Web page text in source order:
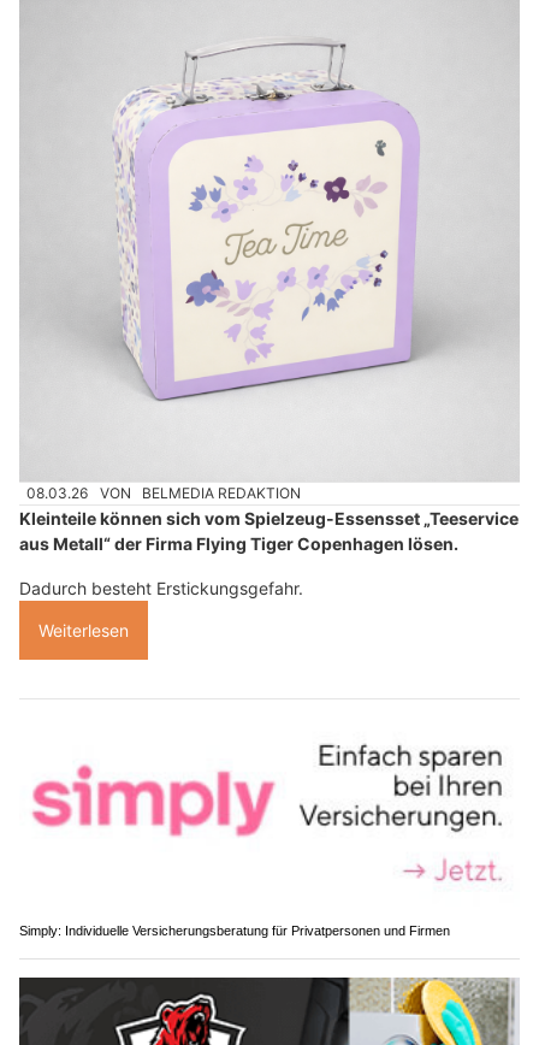
08.03.26 VON BELMEDIA REDAKTION
Kleinteile können sich vom Spielzeug-Essensset „Teeservice
aus Metall“ der Firma Flying Tiger Copenhagen lösen.
Dadurch besteht Erstickungsgefahr.
Weiterlesen
Simply: Individuelle Versicherungsberatung für Privatpersonen und Firmen